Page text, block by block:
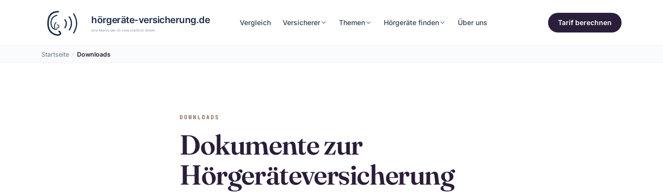
Vergleich Versicherer Themen Hörgeräte finden Über uns Tarif berechnen
Startseite › Downloads
DOWNLOADS
Dokumente zur
Hörgeräteversicherung